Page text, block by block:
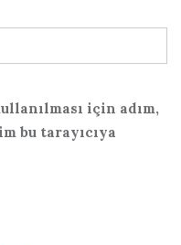
için adım,
bu tarayıcıya